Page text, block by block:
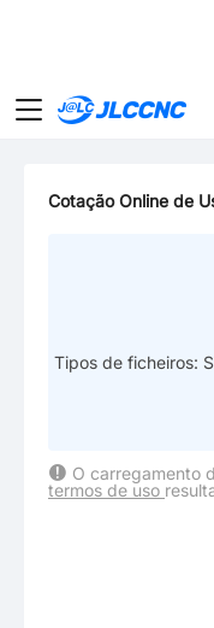
Cotação Online de
Tipos de ficheiros:
O carregamento
termos de uso